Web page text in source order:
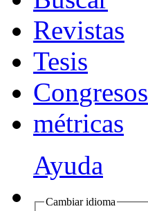
Revistas
Tesis
Congresos
métricas
Ayuda
Cambiar idioma